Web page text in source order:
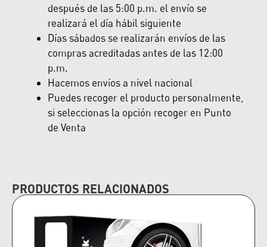
después de las 5:00 p.m. el envío se
realizará el día hábil siguiente
Días sábados se realizarán envíos de las
compras acreditadas antes de las 12:00
p.m.
Hacemos envíos a nivel nacional
Puedes recoger el producto personalmente,
si seleccionas la opción recoger en Punto
de Venta
PRODUCTOS RELACIONADOS